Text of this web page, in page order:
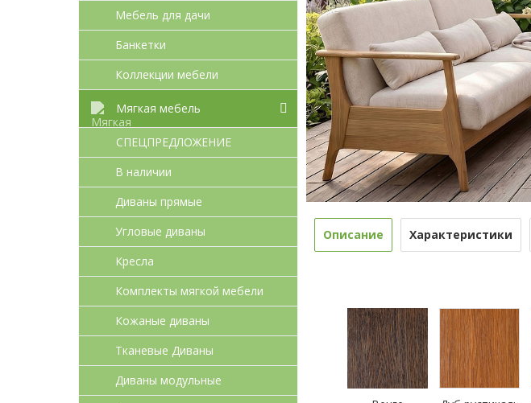
Мебель для дачи
Банкетки
Коллекции мебели
Мягкая мебель
СПЕЦПРЕДЛОЖЕНИЕ
В наличии
Диваны прямые
Угловые диваны
Кресла
Комплекты мягкой мебели
Кожаные диваны
Тканевые Диваны
Диваны модульные
Описание Характеристики